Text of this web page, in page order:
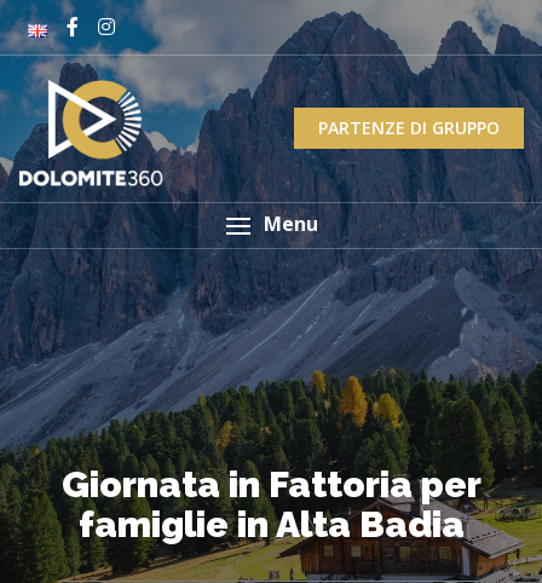
PARTENZE DI GRUPPO
Menu
Giornata in Fattoria per
famiglie in Alta Badia